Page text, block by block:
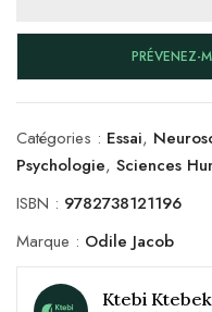
PRÉVENEZ-
Catégories : Essai,
Psychologie, Sciences
ISBN : 9782738121196
Marque : Odile Jacob
Ktebi Ktebek